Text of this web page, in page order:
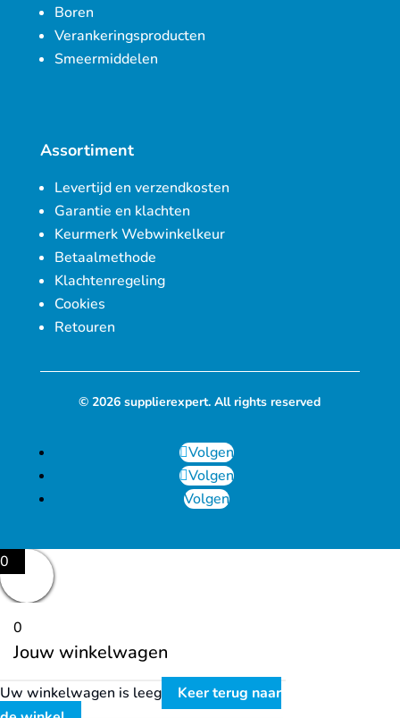
Boren
Verankeringsproducten
Smeermiddelen
Assortiment
Levertijd en verzendkosten
Garantie en klachten
Keurmerk Webwinkelkeur
Betaalmethode
Klachtenregeling
Cookies
Retouren
© 2026 supplierexpert. All rights reserved
Volgen
Volgen
Volgen
0
0
Jouw winkelwagen
Uw winkelwagen is leeg
Keer terug naar